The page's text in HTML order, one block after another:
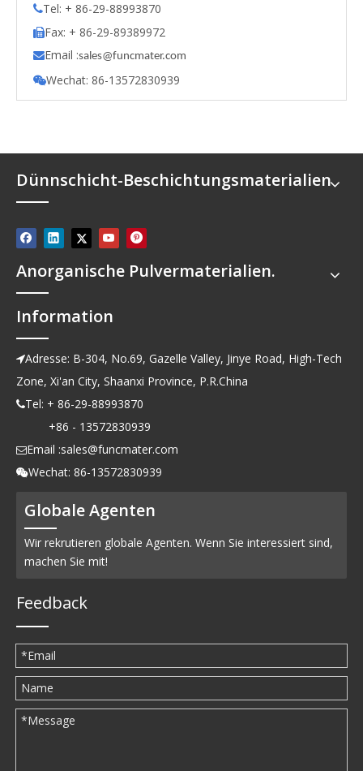
Tel: + 86-29-88993870
Fax: + 86-29-89389972
Email :sales@funcmater.com
Wechat: 86-13572830939
Dünnschicht-Beschichtungsmaterialien
Anorganische Pulvermaterialien.
Information
Adresse: B-304, No.69, Gazelle Valley, Jinye Road, High-Tech
Zone, Xi'an City, Shaanxi Province, P.R.China
Tel: + 86-29-88993870
+86 - 13572830939
Email :sales@funcmater.com
Wechat: 86-13572830939
Globale Agenten
Wir rekrutieren globale Agenten. Wenn Sie interessiert sind,
machen Sie mit!
Feedback